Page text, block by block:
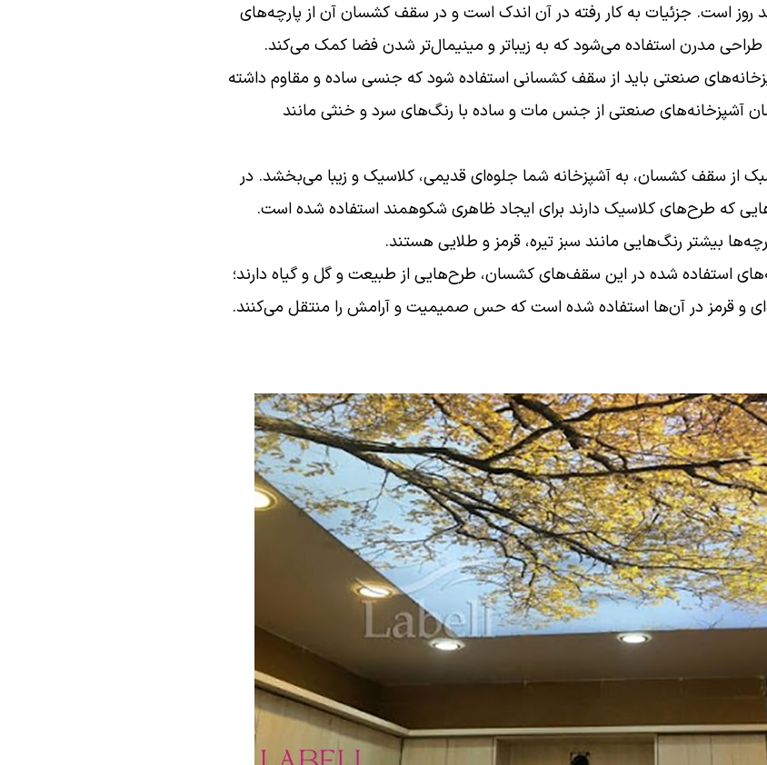
است. جزئیات به کار رفته در آن اندک است و در سقف کشسان آن از پارچه‌های
و طراحی مدرن استفاده می‌شود که به زیباتر و مینیمال‌تر شدن فضا کمک می‌کند.
صنعتی باید از سقف کشسانی استفاده شود که جنسی ساده و مقاوم داشته
آشپزخانه‌های صنعتی از جنس مات و ساده با رنگ‌های سرد و خنثی مانند
از سقف کشسان، به آشپزخانه شما جلوه‌ای قدیمی، کلاسیک و زیبا می‌بخشد. در
که طرح‌های کلاسیک دارند برای ایجاد ظاهری شکوهمند استفاده شده است.
بیشتر رنگ‌هایی مانند سبز تیره، قرمز و طلایی هستند.
استفاده شده در این سقف‌های کشسان، طرح‌هایی از طبیعت و گل و گیاه دارند؛
و قرمز در آن‌ها استفاده شده است که حس صمیمیت و آرامش را منتقل می‌کنند.